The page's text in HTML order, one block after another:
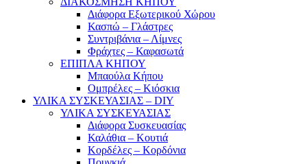
Διάφορα Εξωτερικού Χώρου
Κασπώ – Γλάστρες
Συντριβάνια – Λίμνες
Φράχτες – Καφασωτά
ΕΠΙΠΛΑ ΚΗΠΟΥ
Μπαούλα Κήπου
Ομπρέλες – Κιόσκια
ΥΛΙΚΑ ΣΥΣΚΕΥΑΣΙΑΣ – DIY
ΥΛΙΚΑ ΣΥΣΚΕΥΑΣΙΑΣ
Διάφορα Συσκευασίας
Καλάθια – Κουτιά
Κορδέλες – Κορδόνια